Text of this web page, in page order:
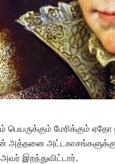
மேரிக்கும் ஏதோ
அத்தனை
இறந்துவிட்டார்.